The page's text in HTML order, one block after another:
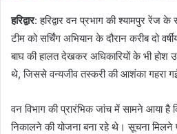
हरिद्वार: हरिद्वार वन प्रभाग की श्यामपुर रेंज
टीम को सर्चिंग अभियान के दौरान करीब दो
बाघ की हालत देखकर अधिकारियों के भी
थे, जिससे वन्यजीव तस्करी की आशंका गहरा
वन विभाग की प्रारंभिक जांच में सामने आया है
निकालने की योजना बना रहे थे। सूचना मिलने